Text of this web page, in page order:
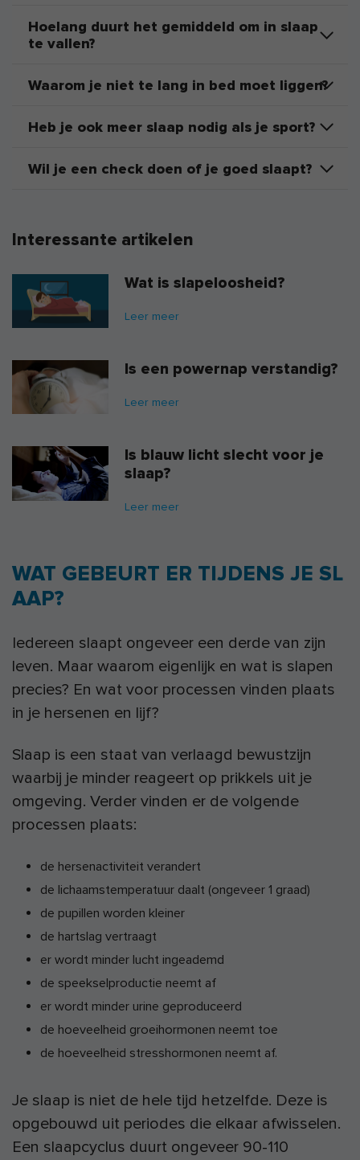
Hoelang duurt het gemiddeld om in slaap
te vallen?
Waarom je niet te lang in bed moet liggen?
Heb je ook meer slaap nodig als je sport?
Wil je een check doen of je goed slaapt?
Interessante artikelen
Wat is slapeloosheid?
Leer meer
Is een powernap verstandig?
Leer meer
Is blauw licht slecht voor je
slaap?
Leer meer
WAT GEBEURT ER TIJDENS JE SL
AAP?
Iedereen slaapt ongeveer een derde van zijn
leven. Maar waarom eigenlijk en wat is slapen
precies? En wat voor processen vinden plaats
in je hersenen en lijf?
Slaap is een staat van verlaagd bewustzijn
waarbij je minder reageert op prikkels uit je
omgeving. Verder vinden er de volgende
processen plaats:
de hersenactiviteit verandert
de lichaamstemperatuur daalt (ongeveer 1 graad)
de pupillen worden kleiner
de hartslag vertraagt
er wordt minder lucht ingeademd
de speekselproductie neemt af
er wordt minder urine geproduceerd
de hoeveelheid groeihormonen neemt toe
de hoeveelheid stresshormonen neemt af.
Je slaap is niet de hele tijd hetzelfde. Deze is
opgebouwd uit periodes die elkaar afwisselen.
Een slaapcyclus duurt ongeveer 90-110